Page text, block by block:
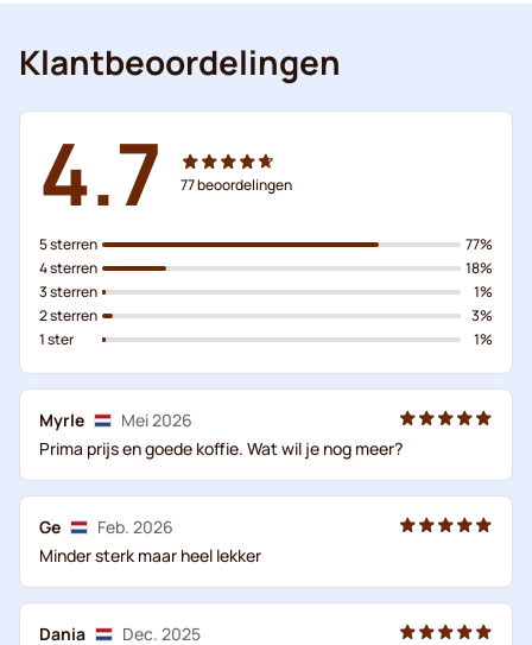
Klantbeoordelingen
4.7 77beoordelingen
5 sterren
4 sterren
3 sterren
2 sterren
1 ster
77%
18%
1%
3%
1%
Myrle
Mei 2026
Prima prijs en goede koffie. Wat wil je nog meer?
Ge
Feb. 2026
Minder sterk maar heel lekker
Dania
Dec. 2025